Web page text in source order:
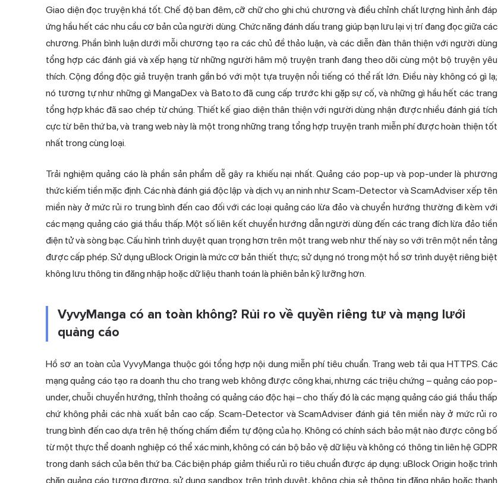
Giao diện đọc truyện khá tốt. Chế độ ban đêm, cỡ chữ cho ghi chú chương và điều chỉnh chất lượng hình ảnh đáp
ứng hầu hết các nhu cầu cơ bản của người dùng. Chức năng đánh dấu trang giúp bạn lưu lại vị trí đang đọc giữa các
chương. Phần bình luận dưới mỗi chương tạo ra các chủ đề thảo luận, và các diễn đàn thân thiện với người dùng
tổng hợp các đánh giá và xếp hạng từ những người hâm mộ truyện tranh đang theo dõi cùng một bộ truyện yêu
thích. Cộng đồng độc giả truyện tranh gắn bó với một tựa truyện nổi tiếng có thể rất lớn. Điều này không có gì lạ;
nó tương tự như những gì MangaDex và Bato.to đã cung cấp trước khi gặp sự cố, và những gì hầu hết các trang
tổng hợp khác đã sao chép từ chúng. Thiết kế giao diện thân thiện với người dùng nhận được nhiều đánh giá tích
cực từ bên thứ ba, và trang web này là một trong những trang tổng hợp truyện tranh miễn phí được hoàn thiện tốt
nhất trong cùng loại.
Trải nghiệm quảng cáo là phần sản phẩm dễ gây ra khiếu nại nhất. Quảng cáo pop-up và pop-under là phương
thức kiếm tiền mặc định. Các nhà đánh giá độc lập và dịch vụ an ninh như Scam-Detector và ScamAdviser xếp tên
miền này ở mức rủi ro trung bình đến cao đối với các loại quảng cáo lừa đảo và chuyển hướng thường đi kèm với
các mạng quảng cáo giá thầu thấp. Một số liên kết chuyển hướng dẫn người dùng đến các trang đích lừa đảo tiền
điện tử và sòng bạc. Cấu hình trình duyệt quan trọng hơn trên một trang web như thế này so với trên một nền tảng
được cấp phép. Sử dụng uBlock Origin là mức cơ bản thiết thực; sử dụng nó trong một hồ sơ trình duyệt riêng biệt
không lưu thông tin đăng nhập hoặc dữ liệu thanh toán là phiên bản kỹ lưỡng hơn.
VyvyManga có an toàn không? Rủi ro về quyền riêng tư và mạng lưới
quảng cáo
Hồ sơ an toàn của VyvyManga thuộc gói tổng hợp nội dung miễn phí tiêu chuẩn. Trang web tải qua HTTPS. Các
mạng quảng cáo tạo ra doanh thu cho trang web không được công khai, nhưng các triệu chứng – quảng cáo pop-
under, chuỗi chuyển hướng, thỉnh thoảng có quảng cáo độc hại – cho thấy đó là các mạng quảng cáo giá thầu thấp
chứ không phải các nhà xuất bản cao cấp. Scam-Detector và ScamAdviser đánh giá tên miền này ở mức rủi ro
trung bình đến cao dựa trên hệ thống chấm điểm tự động của họ. Không có chính sách bảo mật nào được công bố
từ một thực thể doanh nghiệp có thể xác minh, không có cán bộ bảo vệ dữ liệu và không có thông tin liên hệ GDPR
trong danh sách của bên thứ ba. Các biện pháp giảm thiểu rủi ro tiêu chuẩn được áp dụng: uBlock Origin hoặc trình
chặn quảng cáo tương đương, sử dụng sandbox trên trình duyệt, không chia sẻ thông tin đăng nhập hoặc thanh